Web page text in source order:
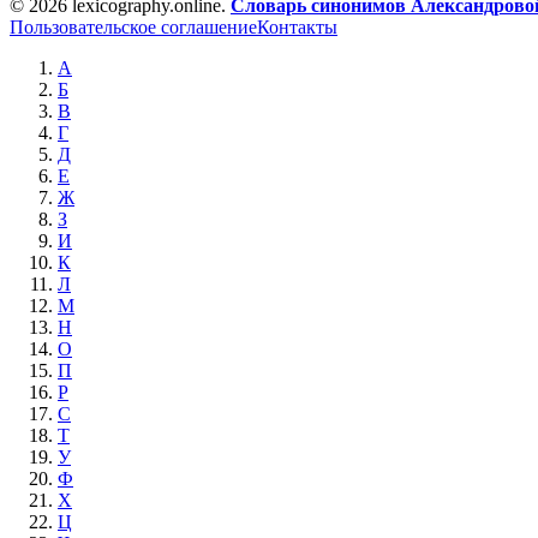
© 2026 lexicography.online. Словарь синонимов
Пользовательское соглашениеКонтакты
А
Б
В
Г
Д
Е
Ж
З
И
К
Л
М
Н
О
П
Р
С
Т
У
Ф
Х
Ц